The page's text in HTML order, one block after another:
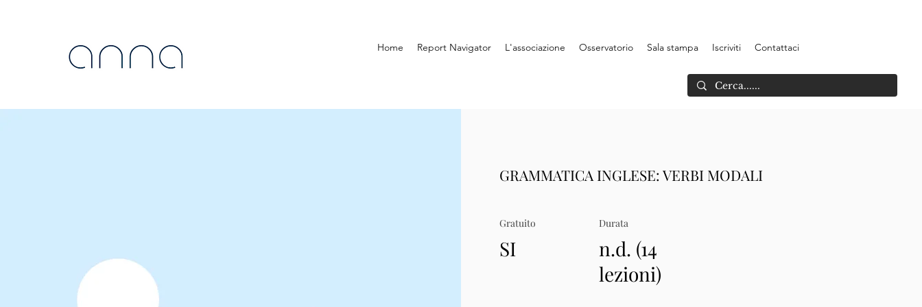
Home Report Navigator L'associazione Osservatorio Sala stampa Iscriviti Contattaci
GRAMMATICA INGLESE: VERBI MODALI
Gratuito
SI
Durata
n.d. (14
lezioni)